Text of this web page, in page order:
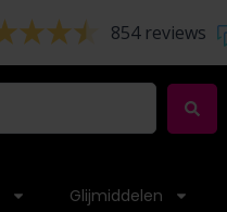
854 reviews
Glijmiddelen